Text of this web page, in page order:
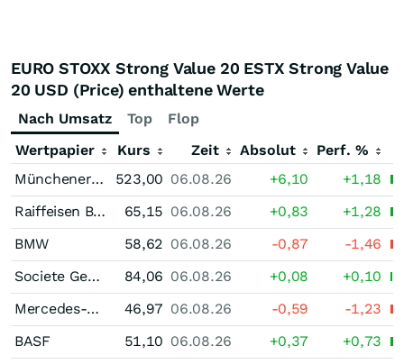
EURO STOXX Strong Value 20 ESTX Strong Value
20 USD (Price) enthaltene Werte
Nach Umsatz Top
Flop
Wertpapier
Kurs Zeit Absolut
Perf. %
Münchener Rück
523,00 06.08.26 +6,10
+1,18
Raiffeisen Bank International
65,15 06.08.26 +0,83
+1,28
BMW
58,62 06.08.26 -0,87
-1,46
Societe Generale
84,06 06.08.26 +0,08
+0,10
Mercedes-Benz Group
46,97 06.08.26 -0,59
-1,23
BASF
51,10 06.08.26 +0,37
+0,73